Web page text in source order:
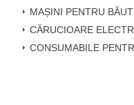
MAȘINI PENTRU
CĂRUCIOARE
CONSUMABILE